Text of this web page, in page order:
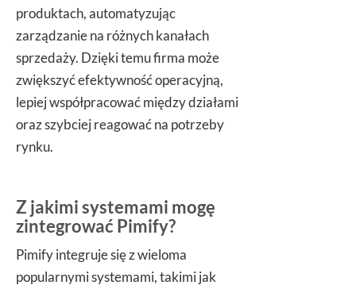
produktach, automatyzując
zarządzanie na różnych kanałach
sprzedaży. Dzięki temu firma może
zwiększyć efektywność operacyjną,
lepiej współpracować między działami
oraz szybciej reagować na potrzeby
rynku.
Z jakimi systemami mogę
zintegrować Pimify?
Pimify integruje się z wieloma
popularnymi systemami, takimi jak